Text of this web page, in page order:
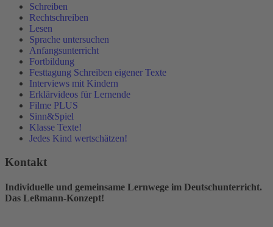
Schreiben
Rechtschreiben
Lesen
Sprache untersuchen
Anfangsunterricht
Fortbildung
Festtagung Schreiben eigener Texte
Interviews mit Kindern
Erklärvideos für Lernende
Filme PLUS
Sinn&Spiel
Klasse Texte!
Jedes Kind wertschätzen!
Kontakt
Individuelle und gemeinsame Lernwege im Deutschunterricht.
Das Leßmann-Konzept!